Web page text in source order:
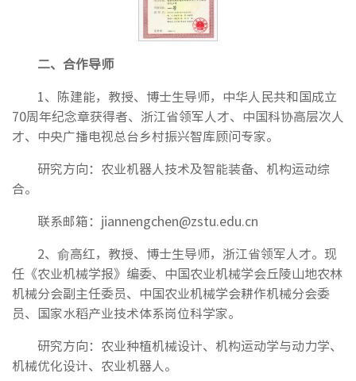
二、合作导师
1、陈建能，教授、博士生导师，中华人民共和国成立
70周年纪念章获得者、浙江省领军人才、中国科协高层次人
才、中央广播电视总台乡村振兴智库顾问专家。
研究方向：农业机器人技术及智能装备、机构运动综
合。
联系邮箱：jiannengchen@zstu.edu.cn
2、俞高红，教授、博士生导师，浙江省领军人才。现
任《农业机械学报》编委、中国农业机械学会丘陵山地农林
机械分会副主任委员、中国农业机械学会耕作机械分会委
员、国家水稻产业技术体系岗位科学家。
研究方向：农业种植机械设计、机构运动学与动力学、
机械优化设计、农业机器人。